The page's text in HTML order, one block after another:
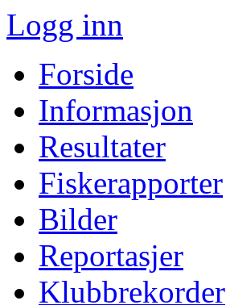
Logg inn
Forside
Informasjon
Resultater
Fiskerapporter
Bilder
Reportasjer
Klubbrekorder